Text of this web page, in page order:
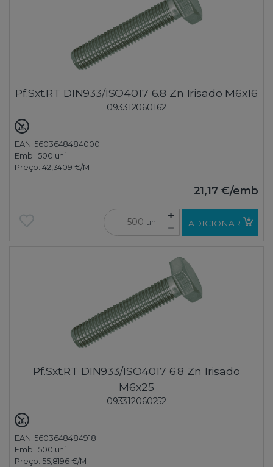
Pf.Sxt.RT DIN933/ISO4017 6.8 Zn Irisado M6x16
093312060162
EAN: 5603648484000
Emb.:500 uni
Preço: 42,3409 €/Ml
21,17 €/emb
uni ADICIONAR
Pf.Sxt.RT DIN933/ISO4017 6.8 Zn Irisado
M6x25
093312060252
EAN: 5603648484918
Emb.:500 uni
Preço: 55,8196 €/Ml